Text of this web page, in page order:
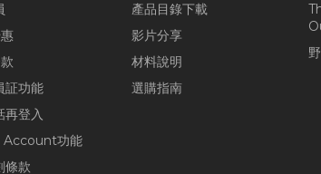
証功能
再登入
Account功能
條款
產品目錄下載
影片分享
材料說明
選購指南